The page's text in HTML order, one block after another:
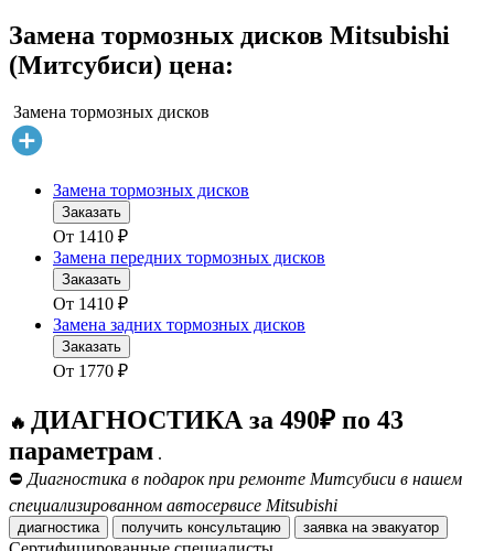
Замена тормозных дисков Mitsubishi
(Митсубиси) цена:
Замена тормозных дисков
Замена тормозных дисков
Заказать
От 1410 ₽
Замена передних тормозных дисков
Заказать
От 1410 ₽
Замена задних тормозных дисков
Заказать
От 1770 ₽
🔥 ДИАГНОСТИКА за 490₽ по 43
параметрам .
⛔ Диагностика в подарок при ремонте Митсубиси в нашем
специализированном автосервисе Mitsubishi
диагностика получить консультацию заявка на эвакуатор